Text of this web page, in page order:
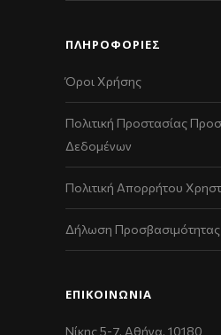
ΠΛΗΡΟΦΟΡΙΕΣ
Όροι Χρήσης
Πολιτική Προστασίας
Δεδομένων
Πολιτική Απορρήτου
Δήλωση Προσβασιμότητας
ΕΠΙΚΟΙΝΩΝΊΑ
Νίκης 5-7, Αθήνα, 10180